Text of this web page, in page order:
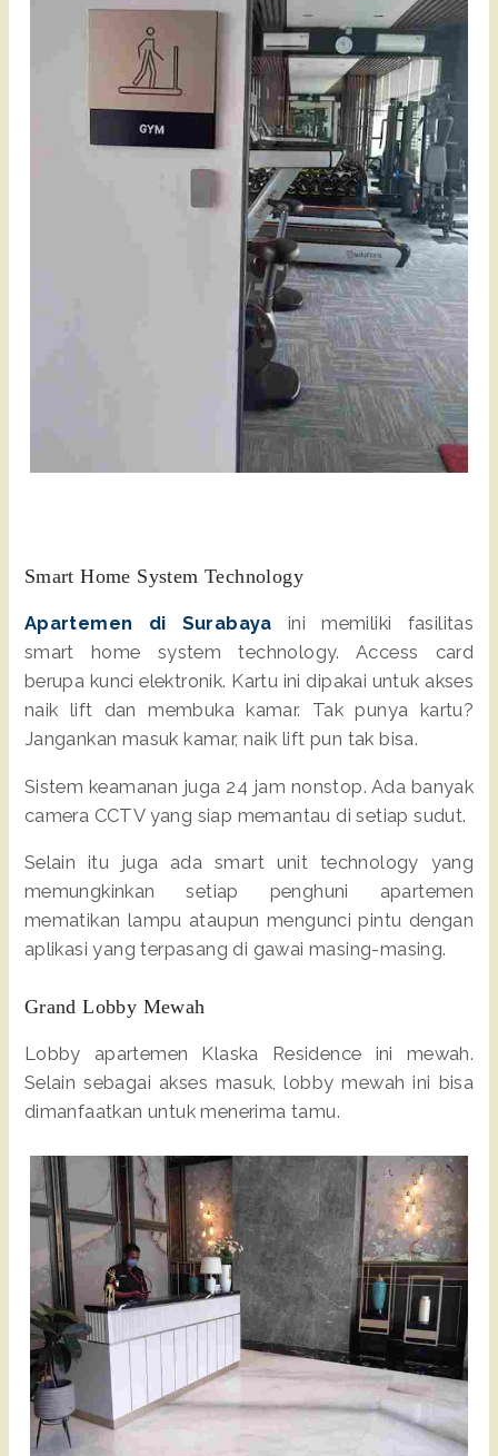
Smart Home System Technology
Apartemen di Surabaya ini memiliki fasilitas
smart home system technology. Access card
berupa kunci elektronik. Kartu ini dipakai untuk akses
naik lift dan membuka kamar. Tak punya kartu?
Jangankan masuk kamar, naik lift pun tak bisa.
Sistem keamanan juga 24 jam nonstop. Ada banyak
camera CCTV yang siap memantau di setiap sudut.
Selain itu juga ada smart unit technology yang
memungkinkan setiap penghuni apartemen
mematikan lampu ataupun mengunci pintu dengan
aplikasi yang terpasang di gawai masing-masing.
Grand Lobby Mewah
Lobby apartemen Klaska Residence ini mewah.
Selain sebagai akses masuk, lobby mewah ini bisa
dimanfaatkan untuk menerima tamu.